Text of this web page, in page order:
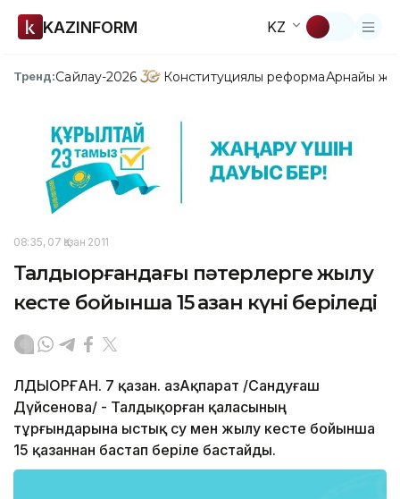
KAZINFORM KZ
Тренд:Сайлау-2026 Конституциялық реформаАрнайы
08:35, 07 Қазан 2011
Талдықорғандағы пәтерлерге жылу
кесте бойынша 15 қазан күні беріледі
ЛДЫҚОРҒАН. 7 қазан. ҚазАқпарат /Сандуғаш
Дүйсенова/ - Талдықорған қаласының
тұрғындарына ыстық су мен жылу кесте бойынша
15 қазаннан бастап беріле бастайды.